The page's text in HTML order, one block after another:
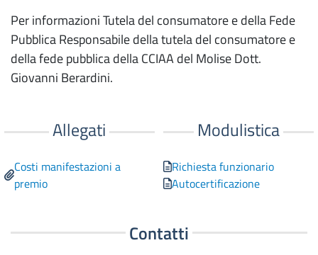
Listini prezzi e Borsa Merci
Marchi e brevetti
Diritto d'autore e brevetto software
brevetti
brevetto
Usi e Consuetudini
Per informazioni Tutela del consumatore e della Fede
Pubblica Responsabile della tutela del consumatore e
della fede pubblica della CCIAA del Molise Dott.
Giovanni Berardini.
Allegati
Costi manifestazioni a
premio
Modulistica
Richiesta funzionario
Autocertificazione
Contatti